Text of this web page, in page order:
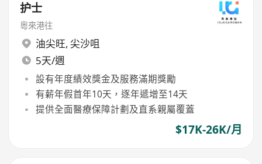
护士
粵來港往
油尖旺, 尖沙咀
5天/週
設有年度績效獎金及服務滿期獎勵
有薪年假首年10天，逐年遞增至14天
提供全面醫療保障計劃及直系親屬覆蓋
$17K-26K/月